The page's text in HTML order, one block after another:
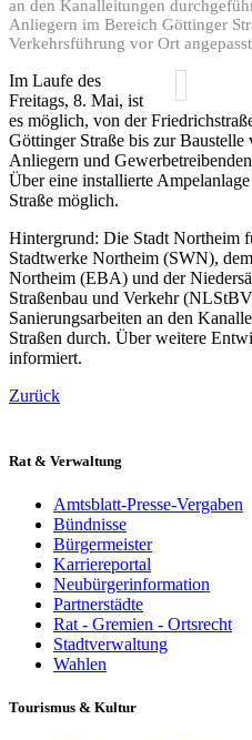
an den Kanalleitungen
Anliegern im Bereich Göttinger
Verkehrsführung vor Ort
Im Laufe des
Freitags, 8. Mai, ist
es möglich, von der
Göttinger Straße bis zur
Anliegern und
Über eine installierte
Straße möglich.
Hintergrund: Die Stadt Northeim
Stadtwerke Northeim (SWN),
Northeim (EBA) und der
Straßenbau und Verkehr
Sanierungsarbeiten an den
Straßen durch. Über weitere
informiert.
Zurück
Rat & Verwaltung
Amtsblatt-Presse-Vergaben
Bündnisse
Bürgermeister
Karriereportal
Neubürgerinformation
Partnerstädte
Rat - Gremien - Ortsrecht
Stadtverwaltung
Wahlen
Tourismus & Kultur